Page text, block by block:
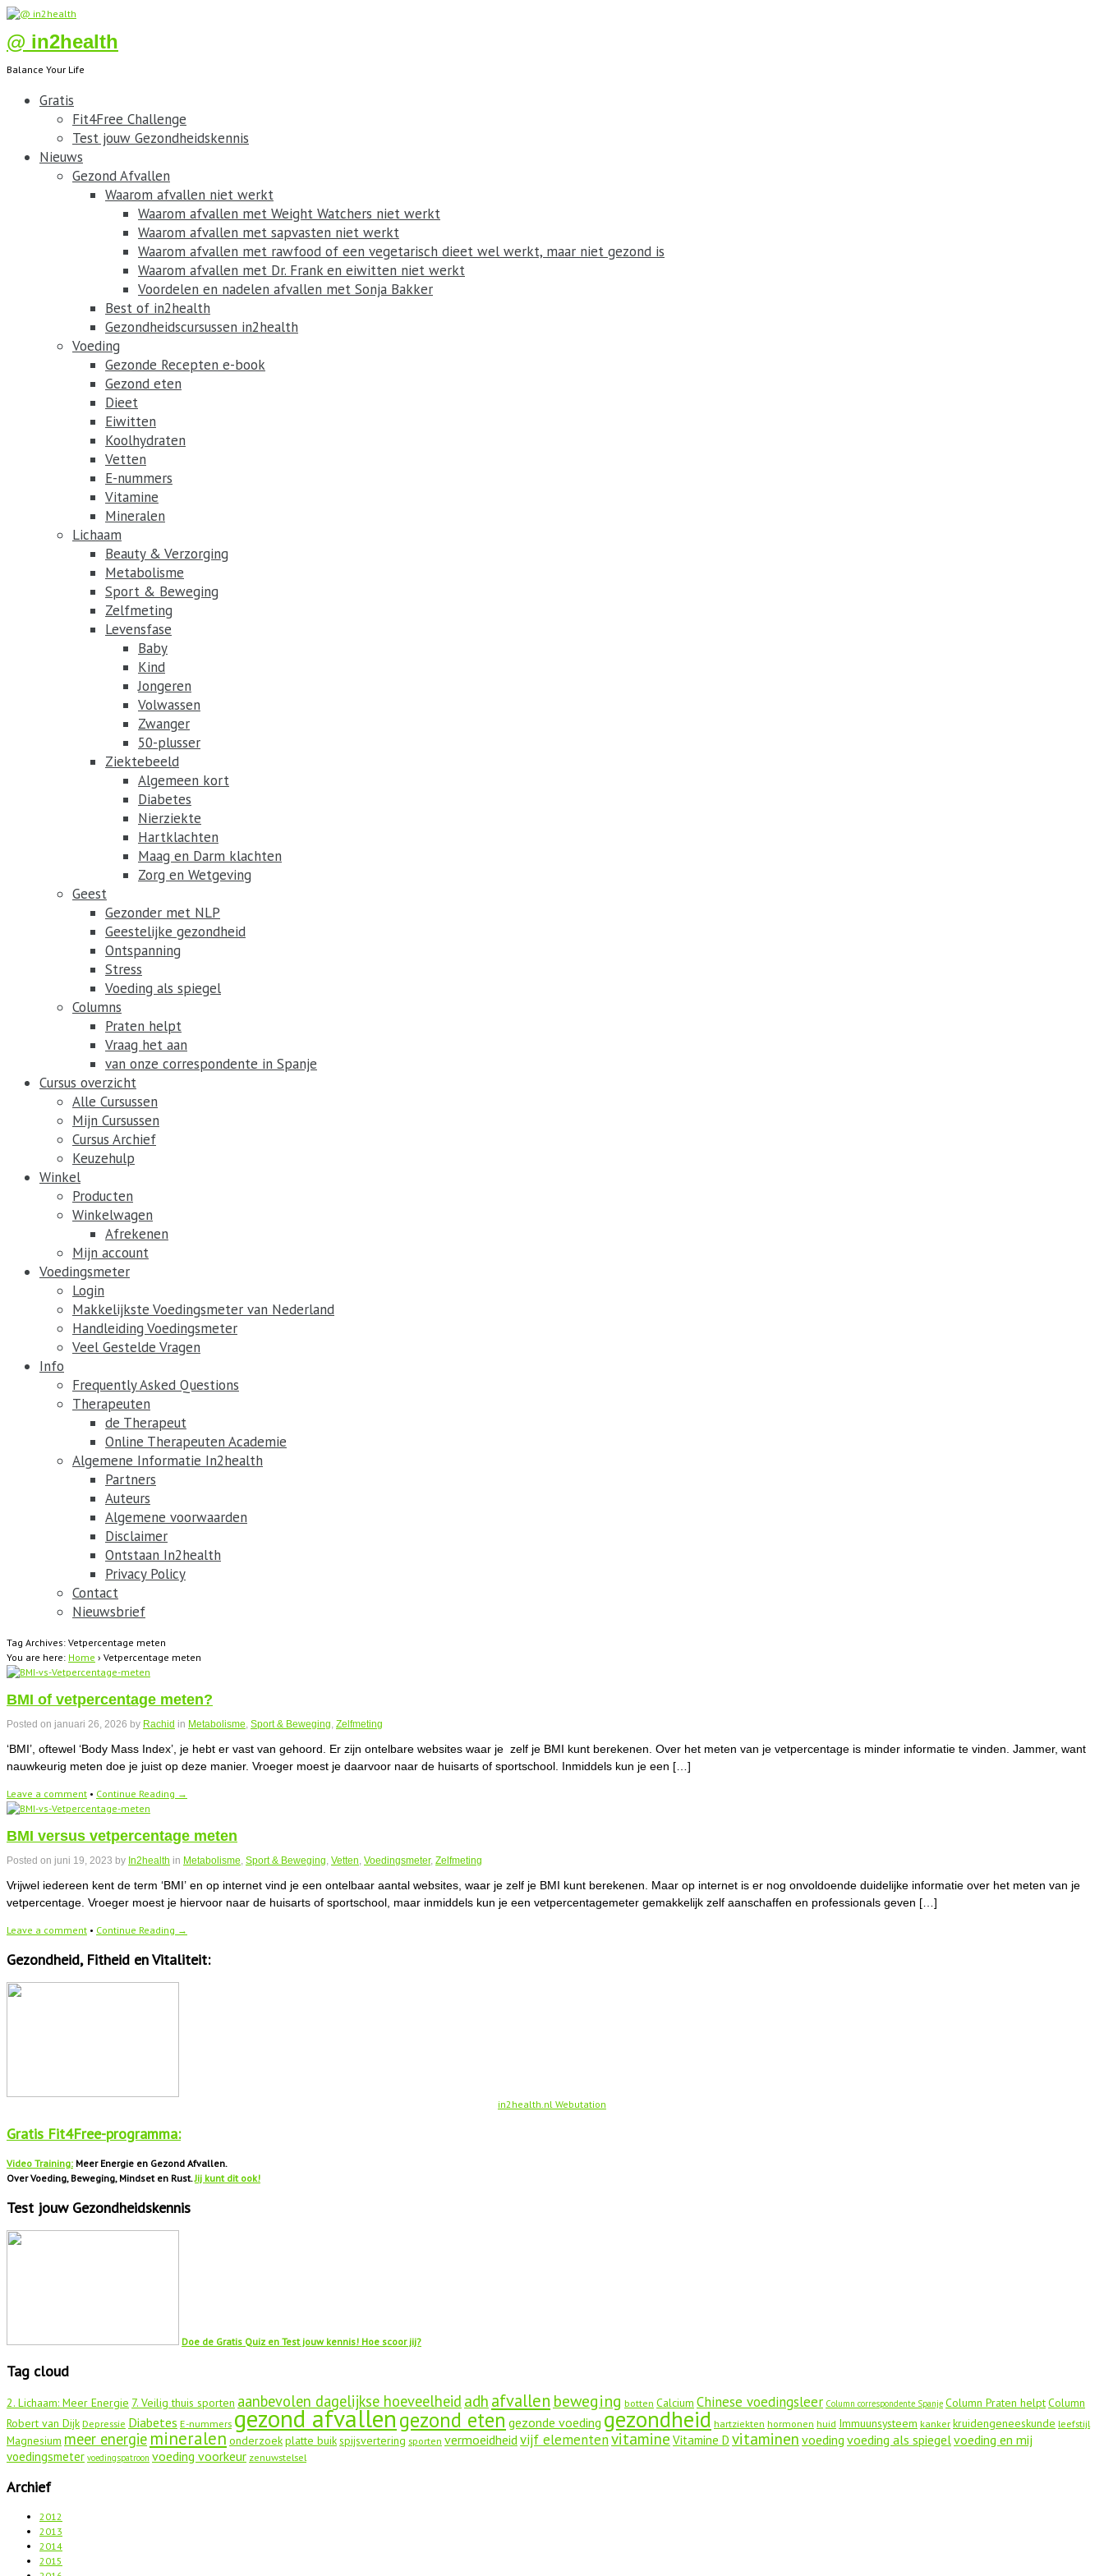
@ in2health
Balance Your Life
Gratis
Fit4Free Challenge
Test jouw Gezondheidskennis
Nieuws
Gezond Afvallen
Waarom afvallen niet werkt
Waarom afvallen met Weight Watchers niet werkt
Waarom afvallen met sapvasten niet werkt
Waarom afvallen met rawfood of een vegetarisch dieet wel werkt, maar niet gezond is
Waarom afvallen met Dr. Frank en eiwitten niet werkt
Voordelen en nadelen afvallen met Sonja Bakker
Best of in2health
Gezondheidscursussen in2health
Voeding
Gezonde Recepten e-book
Gezond eten
Dieet
Eiwitten
Koolhydraten
Vetten
E-nummers
Vitamine
Mineralen
Lichaam
Beauty & Verzorging
Metabolisme
Sport & Beweging
Zelfmeting
Levensfase
Baby
Kind
Jongeren
Volwassen
Zwanger
50-plusser
Ziektebeeld
Algemeen kort
Diabetes
Nierziekte
Hartklachten
Maag en Darm klachten
Zorg en Wetgeving
Geest
Gezonder met NLP
Geestelijke gezondheid
Ontspanning
Stress
Voeding als spiegel
Columns
Praten helpt
Vraag het aan
van onze correspondente in Spanje
Cursus overzicht
Alle Cursussen
Mijn Cursussen
Cursus Archief
Keuzehulp
Winkel
Producten
Winkelwagen
Afrekenen
Mijn account
Voedingsmeter
Login
Makkelijkste Voedingsmeter van Nederland
Handleiding Voedingsmeter
Veel Gestelde Vragen
Info
Frequently Asked Questions
Therapeuten
de Therapeut
Online Therapeuten Academie
Algemene Informatie In2health
Partners
Auteurs
Algemene voorwaarden
Disclaimer
Ontstaan In2health
Privacy Policy
Contact
Nieuwsbrief
Tag Archives: Vetpercentage meten
You are here: Home › Vetpercentage meten
BMI of vetpercentage meten?
Posted on januari 26, 2026 by Rachid in Metabolisme, Sport & Beweging, Zelfmeting
‘BMI’, oftewel ‘Body Mass Index’, je hebt er vast van gehoord. Er zijn ontelbare websites waar je zelf je BMI kunt berekenen. Over het meten van je vetpercentage is minder informatie te vinden. Jammer, want
nauwkeurig meten doe je juist op deze manier. Vroeger moest je daarvoor naar de huisarts of sportschool. Inmiddels kun je een […]
Leave a comment • Continue Reading →
BMI versus vetpercentage meten
Posted on juni 19, 2023 by In2health in Metabolisme, Sport & Beweging, Vetten, Voedingsmeter, Zelfmeting
Vrijwel iedereen kent de term ‘BMI’ en op internet vind je een ontelbaar aantal websites, waar je zelf je BMI kunt berekenen. Maar op internet is er nog onvoldoende duidelijke informatie over het meten van je
vetpercentage. Vroeger moest je hiervoor naar de huisarts of sportschool, maar inmiddels kun je een vetpercentagemeter gemakkelijk zelf aanschaffen en professionals geven […]
Leave a comment • Continue Reading →
Gezondheid, Fitheid en Vitaliteit:
in2health.nl Webutation
Gratis Fit4Free-programma:
Video Training: Meer Energie en Gezond Afvallen.
Over Voeding, Beweging, Mindset en Rust.Jij kunt dit ook!
Test jouw Gezondheidskennis
Doe de Gratis Quiz en Test jouw kennis! Hoe scoor jij?
Tag cloud
2. Lichaam: Meer Energie 7. Veilig thuis sporten aanbevolen dagelijkse hoeveelheid adh afvallen beweging botten Calcium Chinese voedingsleer Column correspondente Spanje Column Praten helptColumn
Robert van DijkDepressie Diabetes E-nummersgezond afvallengezond eten gezonde voeding gezondheid hartziekten hormonen huid Immuunsysteem kankerkruidengeneeskunde leefstijl
Magnesium meer energie mineralen onderzoekplatte buikspijsvertering sporten vermoeidheid vijf elementenvitamine Vitamine D vitaminen voeding voeding als spiegelvoeding en mij
voedingsmeter voedingspatroon voeding voorkeur zenuwstelsel
Archief
2012
2013
2014
2015